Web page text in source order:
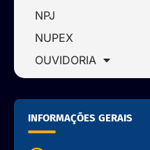
NPJ
NUPEX
OUVIDORIA
INFORMAÇÕES GERAIS